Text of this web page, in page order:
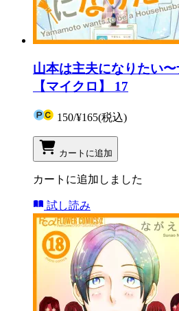
山本は主夫になりたい
【マイクロ】 17
150/¥165(税込)
カートに追加
カートに追加しました
試し読み